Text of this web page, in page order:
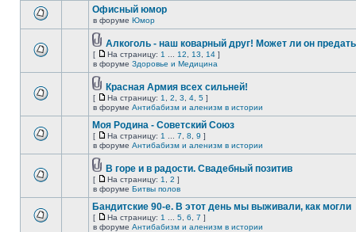
Офисный юмор
в форуме Юмор
Алкоголь - наш коварный друг! Может ли он
[ На страницу: 1 12 13 14 ]
в форуме Здоровье и Медицина
Красная Армия всех сильней!
[ На страницу: 1 2 3 4 5 ]
в форуме Антибабизм и аленизм в истории
Моя Родина - Советский Союз
[ На страницу: 1 7 8 9 ]
в форуме Антибабизм и аленизм в истории
В горе и в радости. Свадебный позитив
[ На страницу: 1 2 ]
в форуме Битвы полов
Бандитские 90-е. В этот день мы выживали, как могли
[ На страницу: 1 5 6 7 ]
в форуме Антибабизм и аленизм в истории